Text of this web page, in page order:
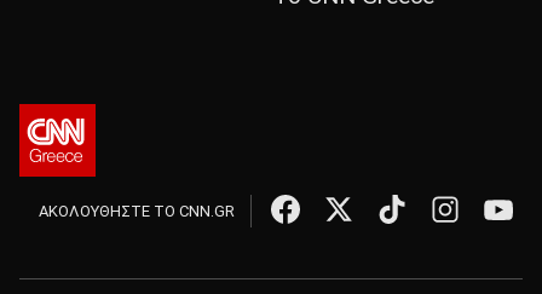
ΑΚΟΛΟΥΘΗΣΤΕ ΤΟ CNN.GR